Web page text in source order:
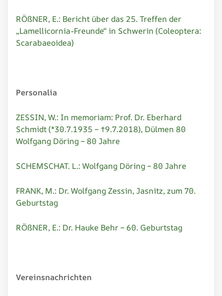
RÖßNER, E.: Bericht über das 25. Treffen der
„Lamellicornia-Freunde“ in Schwerin (Coleoptera:
Scarabaeoidea)
Personalia
ZESSIN, W.: In memoriam: Prof. Dr. Eberhard
Schmidt (*30.7.1935 – †9.7.2018), Dülmen 80
Wolfgang Döring – 80 Jahre
SCHEMSCHAT. L.: Wolfgang Döring – 80 Jahre
FRANK, M.: Dr. Wolfgang Zessin, Jasnitz, zum 70.
Geburtstag
RÖßNER, E.: Dr. Hauke Behr – 60. Geburtstag
Vereinsnachrichten